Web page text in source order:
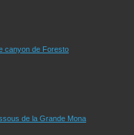
canyon de Foresto
de la Grande Mona